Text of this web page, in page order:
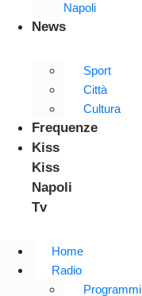
Napoli
News
Sport
Città
Cultura
Frequenze
Kiss
Kiss
Napoli
Tv
Home
Radio
Programmi